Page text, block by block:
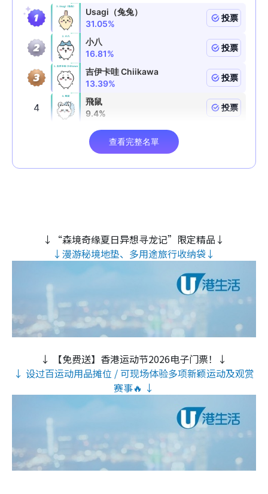
↓“森境奇缘夏日异想寻龙记”限定精品↓
↓漫游秘境地垫、多用途旅行收纳袋↓
↓ 【免费送】香港运动节2026电子门票！↓
↓ 设过百运动用品摊位 / 可现场体验多项新颖运动及观赏
赛事🔥 ↓